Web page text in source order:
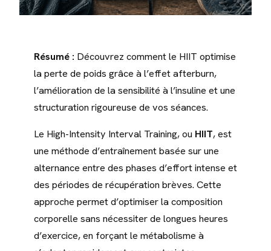
Résumé : Découvrez comment le HIIT optimise
la perte de poids grâce à l’effet afterburn,
l’amélioration de la sensibilité à l’insuline et une
structuration rigoureuse de vos séances.
Le High-Intensity Interval Training, ou HIIT, est
une méthode d’entraînement basée sur une
alternance entre des phases d’effort intense et
des périodes de récupération brèves. Cette
approche permet d’optimiser la composition
corporelle sans nécessiter de longues heures
d’exercice, en forçant le métabolisme à